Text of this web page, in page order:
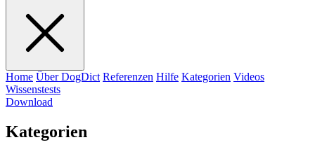
Home Über DogDict Referenzen Hilfe Kategorien Videos
Wissenstests
Download
Kategorien